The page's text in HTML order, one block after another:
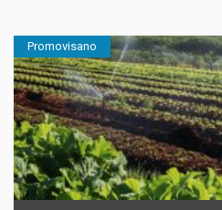
Promovisano